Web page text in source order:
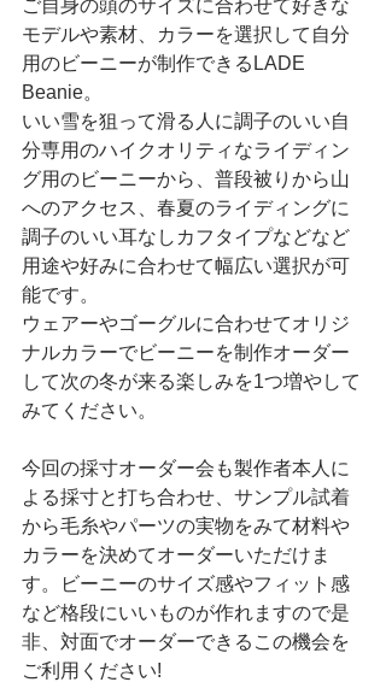
ご自身の頭のサイズに合わせて好きな
モデルや素材、カラーを選択して自分
用のビーニーが制作できるLADE
Beanie。
いい雪を狙って滑る人に調子のいい自
分専用のハイクオリティなライディン
グ用のビーニーから、普段被りから山
へのアクセス、春夏のライディングに
調子のいい耳なしカフタイプなどなど
用途や好みに合わせて幅広い選択が可
能です。
ウェアーやゴーグルに合わせてオリジ
ナルカラーでビーニーを制作オーダー
して次の冬が来る楽しみを1つ増やして
みてください。
今回の採寸オーダー会も製作者本人に
よる採寸と打ち合わせ、サンプル試着
から毛糸やパーツの実物をみて材料や
カラーを決めてオーダーいただけま
す。ビーニーのサイズ感やフィット感
など格段にいいものが作れますので是
非、対面でオーダーできるこの機会を
ご利用ください!